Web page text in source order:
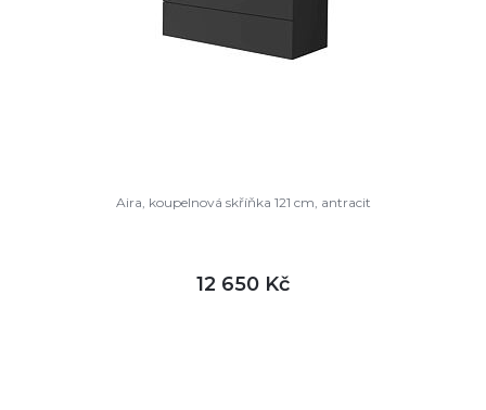
Aira, koupelnová skříňka 121 cm, antracit
12 650 Kč